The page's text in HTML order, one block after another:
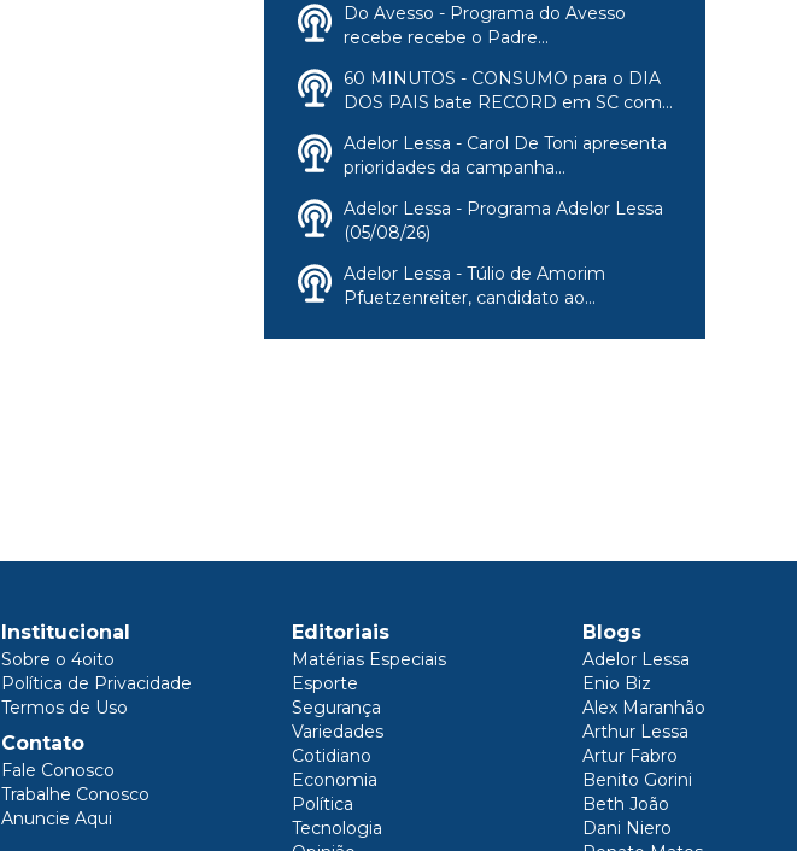
Do Avesso - Programa do Avesso
recebe recebe o Padre...
60 MINUTOS - CONSUMO para o DIA
DOS PAIS bate RECORD em SC com...
Adelor Lessa - Carol De Toni apresenta
prioridades da campanha...
Adelor Lessa - Programa Adelor Lessa
(05/08/26)
Adelor Lessa - Túlio de Amorim
Pfuetzenreiter, candidato ao...
Institucional
Sobre o 4oito
Política de Privacidade
Termos de Uso
Contato
Fale Conosco
Trabalhe Conosco
Anuncie Aqui
Editoriais
Matérias Especiais
Esporte
Segurança
Variedades
Cotidiano
Economia
Política
Tecnologia
Blogs
Adelor Lessa
Enio Biz
Alex Maranhão
Arthur Lessa
Artur Fabro
Benito Gorini
Beth João
Dani Niero